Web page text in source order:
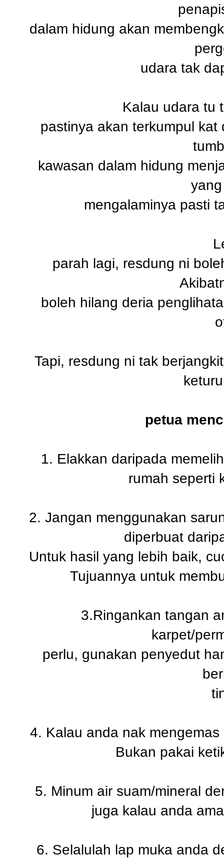
dalam hidung akan
udara tak
Kalau udara tu
pastinya akan terkumpul
kawasan dalam hidung
mengalaminya pasti
parah lagi, resdung ni
boleh hilang deria
Tapi, resdung ni tak
petua
1. Elakkan daripada
rumah seperti
2. Jangan menggunakan
diperbuat
Untuk hasil yang lebih baik,
Tujuannya untuk
3.Ringankan tangan
karpet/
perlu, gunakan penyedut
4. Kalau anda nak
Bukan pakai
5. Minum air suam/mineral
juga kalau anda
6. Selalulah lap muka anda